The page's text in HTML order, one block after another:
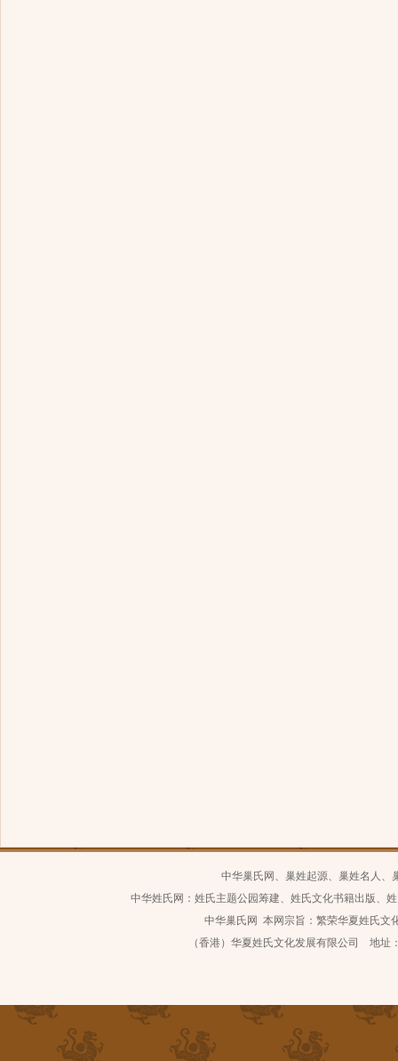
中华巢氏网、巢姓起源、巢姓名人、
中华姓氏网：姓氏主题公园筹建、姓氏文化书籍出版、
中华巢氏网 本网宗旨：繁荣华夏姓氏文
（香港）华夏姓氏文化发展有限公司 地